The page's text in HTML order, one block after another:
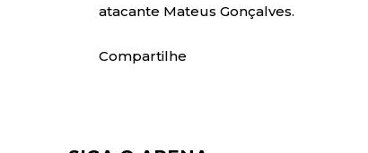
atacante Mateus Gonçalves.
Compartilhe